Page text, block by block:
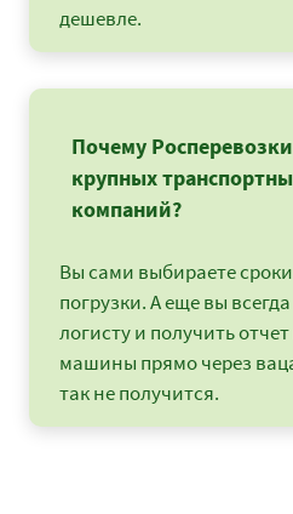
дешевле.
Почему
крупных
компаний?
Вы сами выбираете
погрузки. А еще вы
логисту и получить
машины прямо через
так не получится.